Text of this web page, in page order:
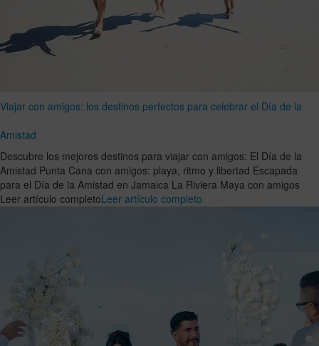
Viajar con amigos: los destinos perfectos para celebrar el Día de la
Amistad
Descubre los mejores destinos para viajar con amigos: El Día de la
Amistad Punta Cana con amigos: playa, ritmo y libertad Escapada
para el Día de la Amistad en Jamaica La Riviera Maya con amigos
Leer artículo completoLeer artículo completo